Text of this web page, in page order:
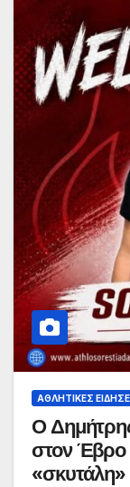
ΑΘΛΗΤΙΚΈΣ
Ο
στον Έβρο